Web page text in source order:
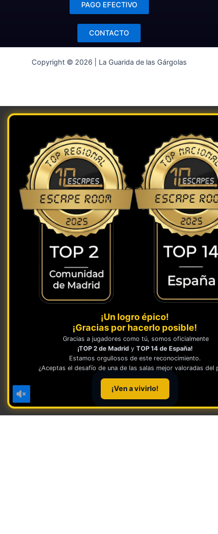
PAGO EFECTIVO
CONTACTO
Copyright © 2026 | La Guarida de las Gárgolas
¡Un logro épico!
¡Gracias por hacerlo posible!
Gracias a jugadores como tú, somos oficialmente
¡TOP 2 de Madridy TOP 14 de España!
Estamos orgullosos de este reconocimiento.
¿Aceptas el desafío de una de las salas mejor valoradas del
¡Ven a vivirlo!